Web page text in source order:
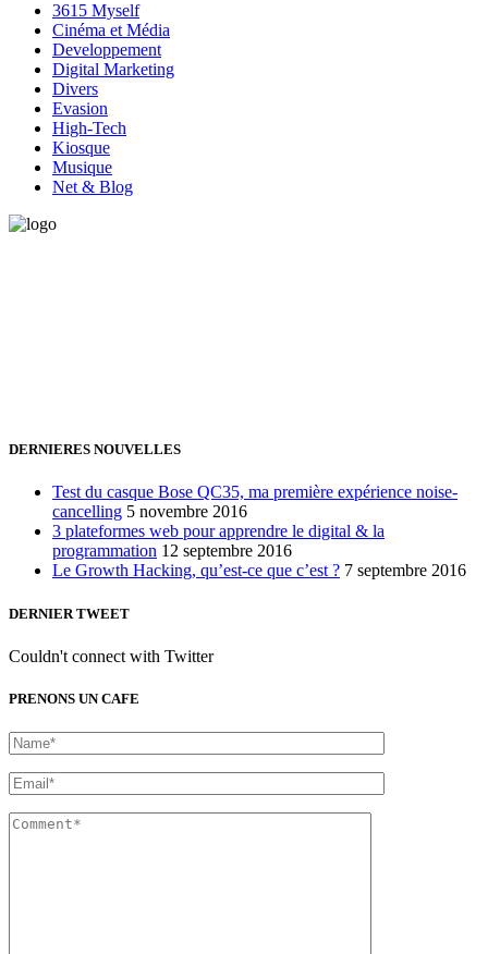
3615 Myself
Cinéma et Média
Developpement
Digital Marketing
Divers
Evasion
High-Tech
Kiosque
Musique
Net & Blog
DERNIERES NOUVELLES
Test du casque Bose QC35, ma première expérience noise-
cancelling 5 novembre 2016
3 plateformes web pour apprendre le digital & la
programmation 12 septembre 2016
Le Growth Hacking, qu’est-ce que c’est ? 7 septembre 2016
DERNIER TWEET
Couldn't connect with Twitter
PRENONS UN CAFE